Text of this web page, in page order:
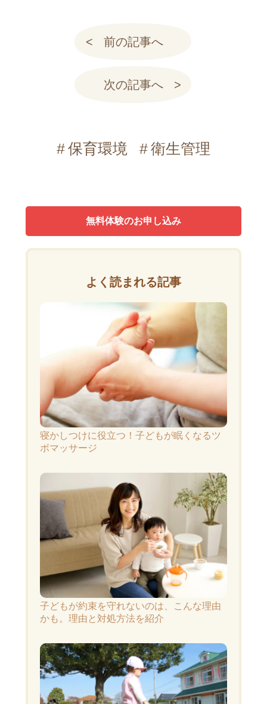
前の記事へ
次の記事へ
保育環境 衛生管理
無料体験のお申し込み
よく読まれる記事
寝かしつけに役立つ！子どもが眠くなるツ
ボマッサージ
子どもが約束を守れないのは、こんな理由
かも。理由と対処方法を紹介